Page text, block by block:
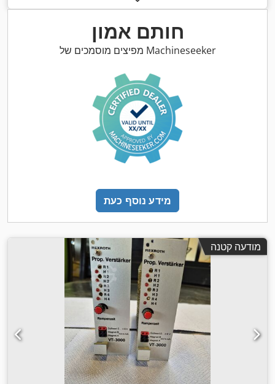
חותם אמון
מפיצים מוסמכים של Machineseeker
מידע נוסף כעת
מודעה קטנה